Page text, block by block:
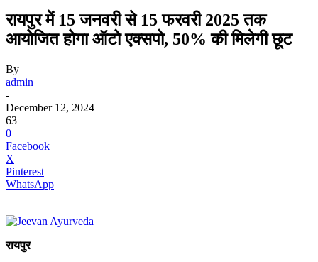
रायपुर में 15 जनवरी से 15 फरवरी 2025 तक
आयोजित होगा ऑटो एक्सपो, 50% की मिलेगी छूट
By
admin
-
December 12, 2024
63
0
Facebook
X
Pinterest
WhatsApp
रायपुर